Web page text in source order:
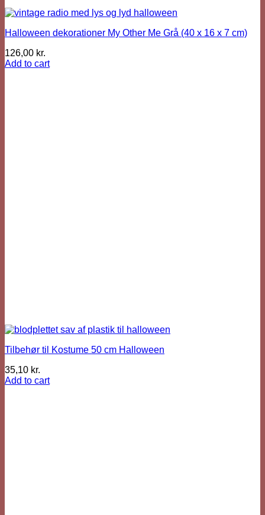
Halloween dekorationer My Other Me Grå (40 x 16 x 7 cm)
126,00 kr.
Add to cart
Tilbehør til Kostume 50 cm Halloween
35,10 kr.
Add to cart